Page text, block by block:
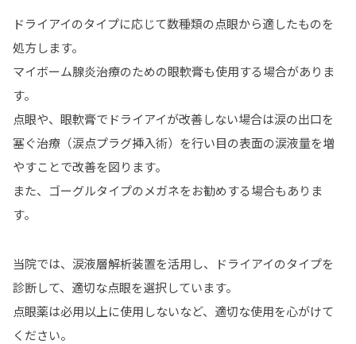
ドライアイのタイプに応じて数種類の点眼から適したものを
処方します。
マイボーム腺炎治療のための眼軟膏も使用する場合がありま
す。
点眼や、眼軟膏でドライアイが改善しない場合は涙の出口を
塞ぐ治療（涙点プラグ挿入術）を行い目の表面の涙液量を増
やすことで改善を図ります。
また、ゴーグルタイプのメガネをお勧めする場合もありま
す。
当院では、涙液層解析装置を活用し、ドライアイのタイプを
診断して、適切な点眼を選択しています。
点眼薬は必用以上に使用しないなど、適切な使用を心がけて
ください。